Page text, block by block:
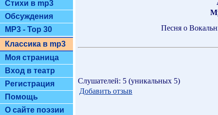
Стихи в mp3
Обсуждения
MP3 - Top 30
Классика в mp3
Моя страница
Вход в театр
Регистрация
Помощь
О сайте поэзии
Песня о
Слушателей: 5 (уникальных 5)
Добавить отзыв